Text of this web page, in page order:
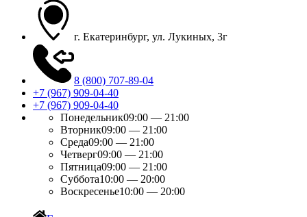
г. Екатеринбург, ул. Лукиных, 3г
8 (800) 707-89-04
+7 (967) 909-04-40
+7 (967) 909-04-40
Понедельник09:00 — 21:00
Вторник09:00 — 21:00
Среда09:00 — 21:00
Четверг09:00 — 21:00
Пятница09:00 — 21:00
Суббота10:00 — 20:00
Воскресенье10:00 — 20:00